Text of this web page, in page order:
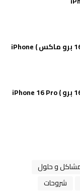
مواصفات وسعر ( ايفون 16 برو ماكس ) iPhone
و حلول
شروحات